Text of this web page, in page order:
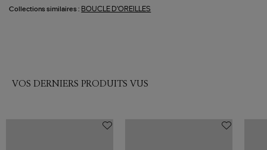
Collections similaires : BOUCLE D'OREILLES
VOS DERNIERS PRODUITS VUS